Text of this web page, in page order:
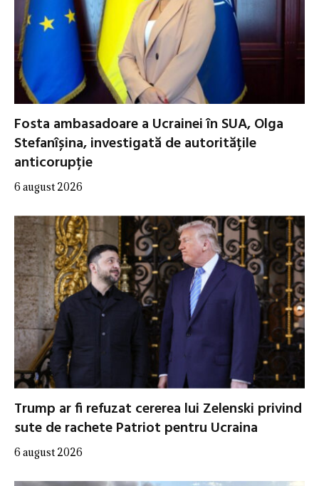
Fosta ambasadoare a Ucrainei în SUA, Olga
Stefanîșina, investigată de autoritățile
anticorupție
6 august 2026
Trump ar fi refuzat cererea lui Zelenski privind
sute de rachete Patriot pentru Ucraina
6 august 2026